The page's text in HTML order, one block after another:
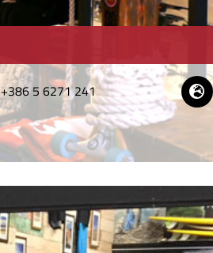
+386 5 6271 241